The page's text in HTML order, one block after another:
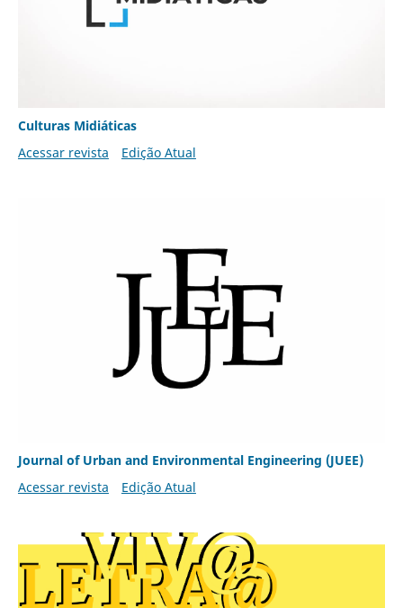
Culturas Midiáticas
Acessar revista
Edição Atual
Journal of Urban and Environmental Engineering (JUEE)
Acessar revista
Edição Atual